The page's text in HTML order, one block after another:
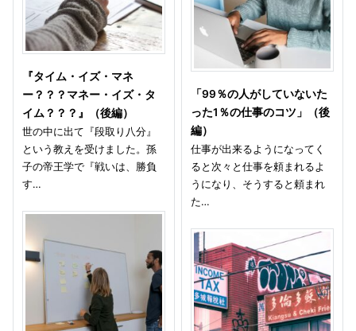
『タイム・イズ・マネ
ー？？？マネー・イズ・タ
イム？？？』（後編）
世の中に出て『段取り八分』
という教えを受けました。孫
子の帝王学で『戦いは、勝負
す…
「99％の人がしていないた
った1％の仕事のコツ」（後
編）
仕事が出来るようになってく
ると次々と仕事を頼まれるよ
うになり、そうすると頼まれ
た…